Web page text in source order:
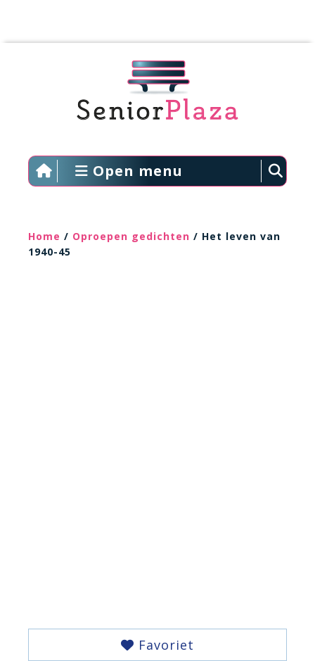
Open menu
Home / Oproepen gedichten / Het leven van
1940-45
Favoriet